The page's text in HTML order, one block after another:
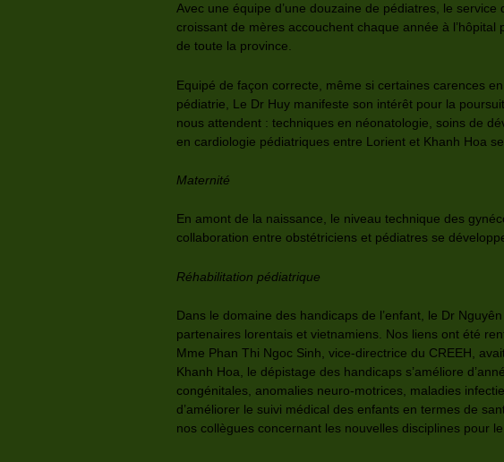
Avec une équipe d’une douzaine de pédiatres, le
croissant de mères accouchent chaque année à
de toute la province.
Equipé de façon correcte, même si certaines carences
pédiatrie, Le Dr Huy manifeste son intérêt pour la
nous attendent : techniques en néonatologie, soins de
en cardiologie pédiatriques entre Lorient et Khanh Hoa
Maternité
En amont de la naissance, le niveau technique des
collaboration entre obstétriciens et pédiatres se
Réhabilitation pédiatrique
Dans le domaine des handicaps de l’enfant, le Dr
partenaires lorentais et vietnamiens. Nos liens ont été
Mme Phan Thi Ngoc Sinh, vice-directrice du CREEH,
Khanh Hoa, le dépistage des handicaps s’améliore
congénitales, anomalies neuro-motrices, maladies
d’améliorer le suivi médical des enfants en termes de
nos collègues concernant les nouvelles disciplines pour